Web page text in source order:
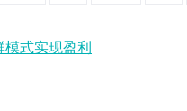
式实现盈利